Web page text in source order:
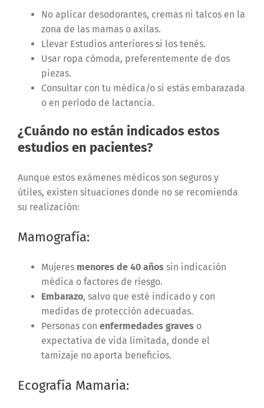
No aplicar desodorantes, cremas ni talcos en la
zona de las mamas o axilas.
Llevar Estudios anteriores si los tenés.
Usar ropa cómoda, preferentemente de dos
piezas.
Consultar con tu médica/o si estás embarazada
o en período de lactancia.
¿Cuándo no están indicados estos
estudios en pacientes?
Aunque estos exámenes médicos son seguros y
útiles, existen situaciones donde no se recomienda
su realización:
Mamografía:
Mujeres menores de 40 años sin indicación
médica o factores de riesgo.
Embarazo, salvo que esté indicado y con
medidas de protección adecuadas.
Personas con enfermedades graves o
expectativa de vida limitada, donde el
tamizaje no aporta beneficios.
Ecografía Mamaria: